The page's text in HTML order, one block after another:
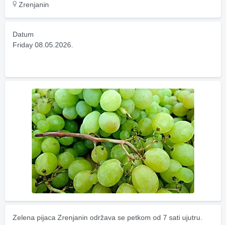
Zrenjanin
Datum
Friday 08.05.2026.
Zelena pijaca Zrenjanin održava se petkom od 7 sati ujutru.